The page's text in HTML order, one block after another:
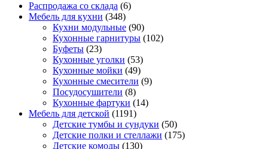
Распродажа со склада (6)
Мебель для кухни (348)
Кухни модульные (90)
Кухонные гарнитуры (102)
Буфеты (23)
Кухонные уголки (53)
Кухонные мойки (49)
Кухонные смесители (9)
Посудосушители (8)
Кухонные фартуки (14)
Мебель для детской (1191)
Детские тумбы и сундуки (50)
Детские полки и стеллажи (175)
Детские комоды (130)